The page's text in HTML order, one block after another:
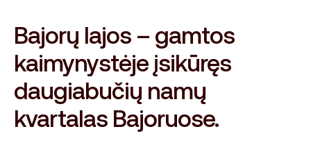
Bajorų lajos – gamtos
kaimynystėje įsikūręs
daugiabučių namų
kvartalas Bajoruose.